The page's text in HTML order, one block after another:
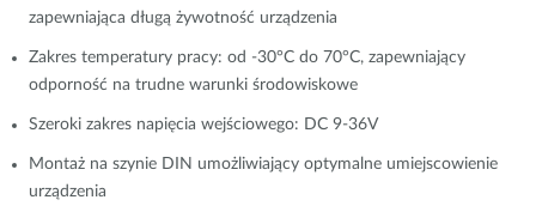
zapewniająca długą żywotność urządzenia
Zakres temperatury pracy: od -30°C do 70°C, zapewniający
odporność na trudne warunki środowiskowe
Szeroki zakres napięcia wejściowego: DC 9-36V
Montaż na szynie DIN umożliwiający optymalne umiejscowienie
urządzenia